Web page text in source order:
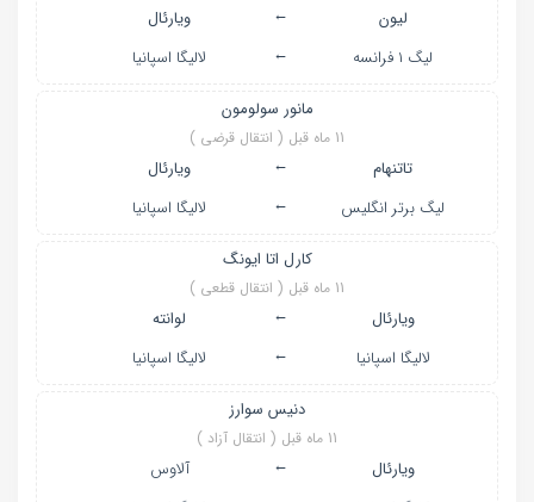
لیون ←
ویارئال
لیگ ۱ فرانسه
← لالیگا اسپانیا
مانور سولومون
11 ماه قبل ( انتقال قرضی )
تاتنهام ←
ویارئال
لیگ برتر انگلیس
← لالیگا اسپانیا
کارل اتا ایونگ
11 ماه قبل ( انتقال قطعی )
ویارئال ←
لوانته
لالیگا اسپانیا
← لالیگا اسپانیا
دنیس سوارز
11 ماه قبل ( انتقال آزاد )
ویارئال ←
آلاوس